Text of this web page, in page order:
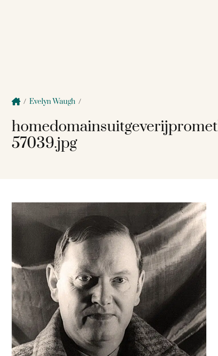
/ Evelyn Waugh /
57039.jpg